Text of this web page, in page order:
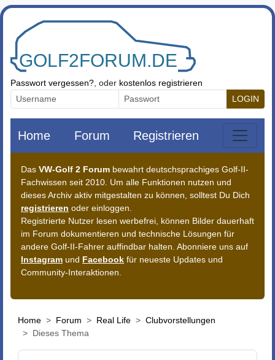
Zum Inhalt springen
Passwort vergessen? , oder kostenlos registrieren
LOGIN
Home Forum Registrieren
Das VW-Golf 2 Forum bewahrt deutschsprachiges Golf-II-
Fachwissen seit 2010. Um alle Funktionen nutzen und
dieses Archiv aktiv mitgestalten zu können, solltest Du Dich
registrieren oder einloggen.
Registrierte Nutzer lesen werbefrei, können Bilder dauerhaft
im Forum dokumentieren und technische Lösungen für
andere Golf-II-Fahrer auffindbar halten. Abonniere uns auf
Instagram und Facebook für neueste Updates und
Community-Interaktionen.
Home Forum Real Life
Clubvorstellungen
Dieses Thema